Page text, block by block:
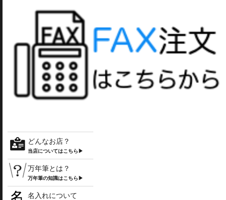
どんなお店？
当店についてはこちら▶
万年筆とは？
万年筆の知識はこちら▶
名入れについて